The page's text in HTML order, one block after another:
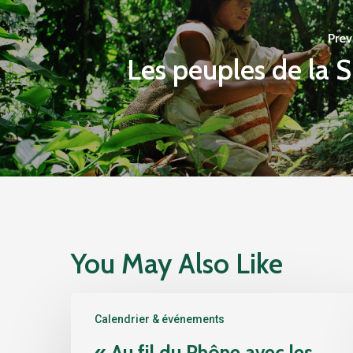
Les peuples de la
You May Also Like
Calendrier & événements